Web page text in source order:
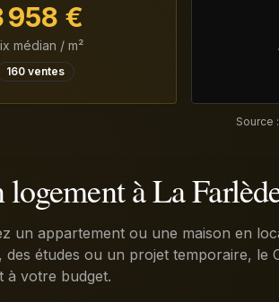
958 €
médian / m²
160ventes
Source
à La
un appartement ou une maison en
des études ou un projet temporaire, le
à votre budget.